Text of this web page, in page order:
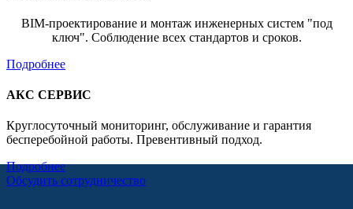
BIM-проектирование и монтаж инженерных систем "под
ключ". Соблюдение всех стандартов и сроков.
Подробнее
АКС СЕРВИС
Круглосуточный мониторинг, обслуживание и гарантия
бесперебойной работы. Превентивный подход.
Подробнее
Обсудить сотрудничество